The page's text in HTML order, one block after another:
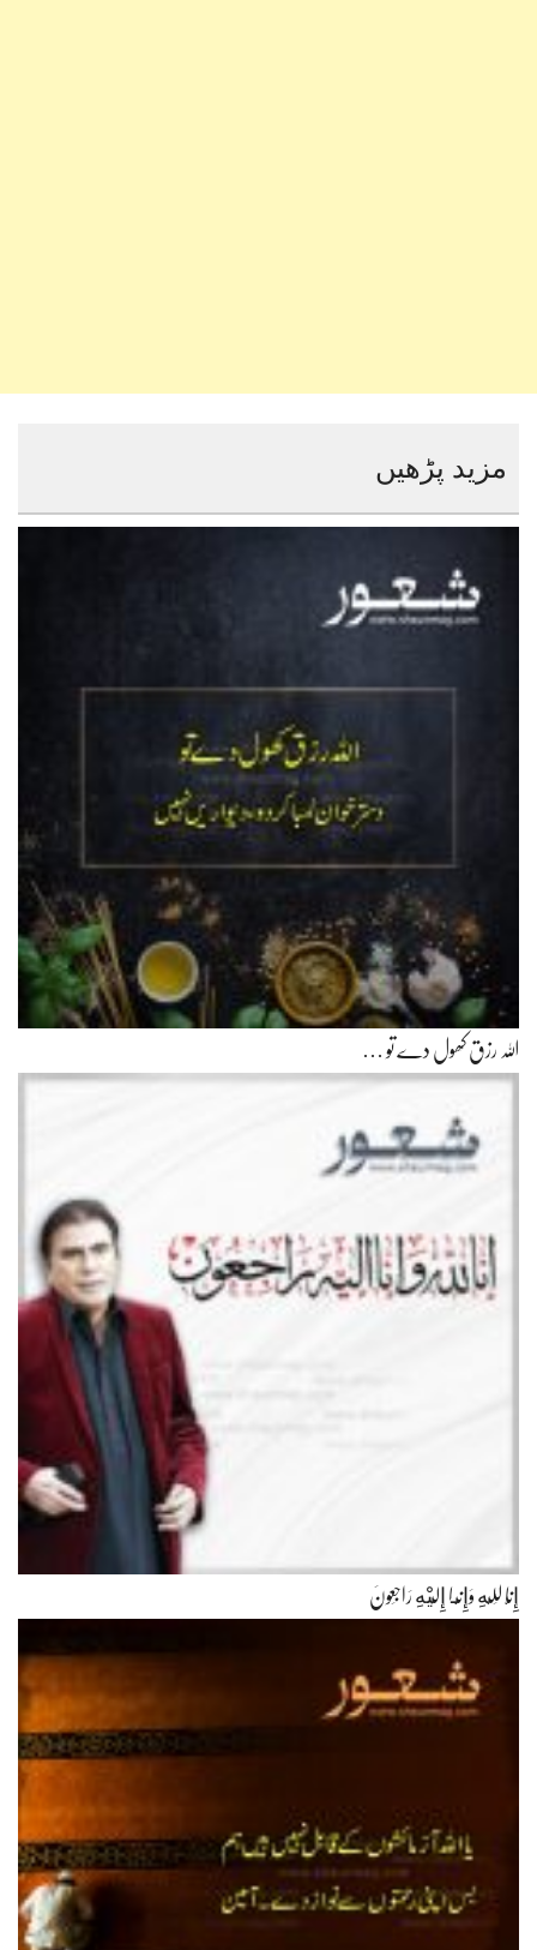
مزید پڑھیں
اللہ رزق کھول دے تو …
إِنَّا لِلّهِ وَإِنَّـا إِلَيْهِ رَاجِعونَ